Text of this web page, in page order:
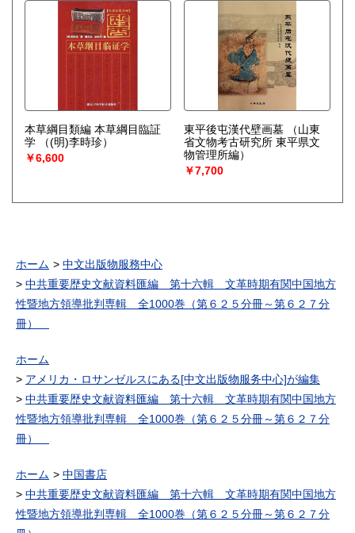
本草綱目類編 本草綱目臨証
学
（(明)李時珍）
￥6,600
東平後屯漢代壁画墓
（山東
省文物考古研究所 東平県文
物管理所編）
￥7,700
ホーム
中文出版物服務中心
中共重要歴史文献資料匯編 第十六輯 文革時期有関中国地方
性暨地方領導批判専輯 全1000巻（第６２５分冊～第６２７分
冊）
ホーム
アメリカ・ロサンゼルスにある[中文出版物服务中心]が編集
中共重要歴史文献資料匯編 第十六輯 文革時期有関中国地方
性暨地方領導批判専輯 全1000巻（第６２５分冊～第６２７分
冊）
ホーム
中国書店
中共重要歴史文献資料匯編 第十六輯 文革時期有関中国地方
性暨地方領導批判専輯 全1000巻（第６２５分冊～第６２７分